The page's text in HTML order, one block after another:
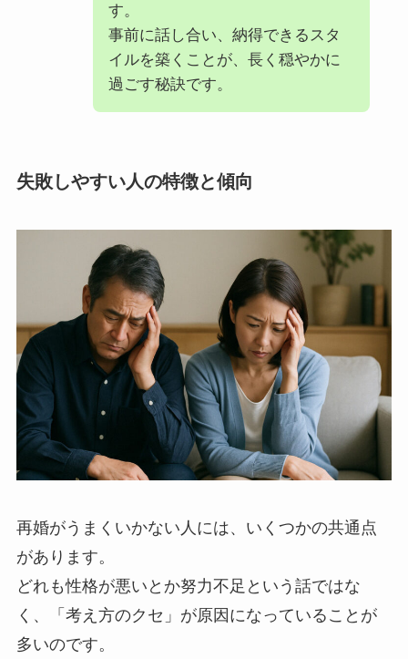
す。
事前に話し合い、納得できるスタ
イルを築くことが、長く穏やかに
過ごす秘訣です。
失敗しやすい人の特徴と傾向
再婚がうまくいかない人には、いくつかの共通点
があります。
どれも性格が悪いとか努力不足という話ではな
く、「考え方のクセ」が原因になっていることが
多いのです。